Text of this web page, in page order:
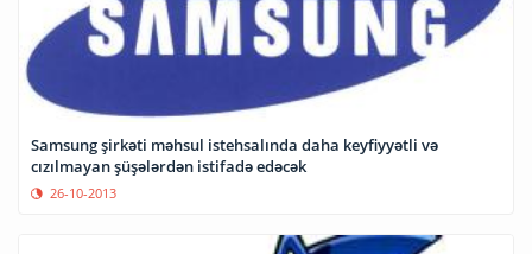
Samsung şirkəti məhsul istehsalında daha keyfiyyətli və
cızılmayan şüşələrdən istifadə edəcək
26-10-2013